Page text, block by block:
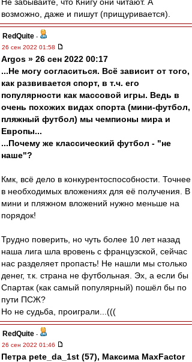
возможно, даже и пишут (прищуривается).
RedQuite -
26 сен 2022 01:58
Argos » 26 сен 2022 00:17
...Не могу согласиться. Всё зависит от того,
как развивается спорт, в т.ч. его
популярности как массовой игры. Ведь в
очень похожих видах спорта (мини-футбол,
пляжный футбол) мы чемпионы мира и
Европы...
...Почему же классический футбол - "не
наше"?
Кмк, всё дело в конкурентоспособности. Точнее
в необходимых вложениях для её получения. В
мини и пляжном вложений нужно меньше на
порядок!
Трудно поверить, но чуть более 10 лет назад
наша лига шла вровень с французской, сейчас
нас разделяет пропасть! Не нашли мы столько
денег, т.к. страна не футбольная. Эх, а если бы
Спартак (как самый популярный) пошёл бы по
пути ПСЖ?
Но не судьба, проиграли...(((
RedQuite -
26 сен 2022 01:46
Петра pete_da_1st (57), Максима MaxFactor